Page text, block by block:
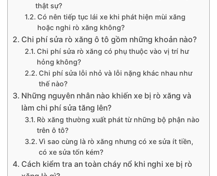
thật sự?
Có nên tiếp tục lái xe khi phát hiện mùi xăng
hoặc nghi rò xăng không?
Chi phí sửa rò xăng ô tô gồm những khoản nào?
Chi phí sửa rò xăng có phụ thuộc vào vị trí hư
hỏng không?
Chi phí sửa lỗi nhỏ và lỗi nặng khác nhau như
thế nào?
Những nguyên nhân nào khiến xe bị rò xăng và
làm chi phí sửa tăng lên?
Rò xăng thường xuất phát từ những bộ phận nào
trên ô tô?
Vì sao cùng là rò xăng nhưng có xe sửa ít tiền,
có xe sửa tốn kém?
Cách kiểm tra an toàn cháy nổ khi nghi xe bị rò